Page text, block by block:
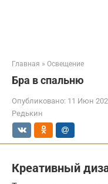
Главная » Освещение
Бра в спальню
Опубликовано: 11 Июн
Редькин
Креативный